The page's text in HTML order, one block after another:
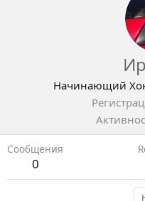
Начинающий
Сообщения
0